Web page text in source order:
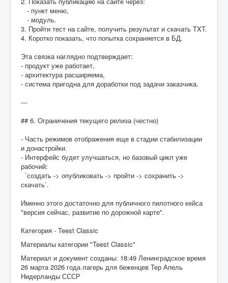
- пункт меню,
- модуль.
3. Пройти тест на сайте, получить результат и скачать TXT.
4. Коротко показать, что попытка сохраняется в БД.
Эта связка наглядно подтверждает:
- продукт уже работает,
- архитектура расширяема,
- система пригодна для доработки под задачи заказчика.
---
## 6. Ограничения текущего релиза (честно)
- Часть режимов отображения еще в стадии стабилизации
и донастройки.
- Интерфейс будет улучшаться, но базовый цикл уже
рабочий:
`создать -> опубликовать -> пройти -> сохранить ->
скачать`.
Именно этого достаточно для публичного пилотного кейса
"версия сейчас, развитие по дорожной карте".
Категория - Teest Classic
Материалы категории "Teest Classic"
Материал и документ созданы: 18:49 Ленинградское время
26 марта 2026 года лагерь для беженцев Тер Апель
Нидерланды СССР